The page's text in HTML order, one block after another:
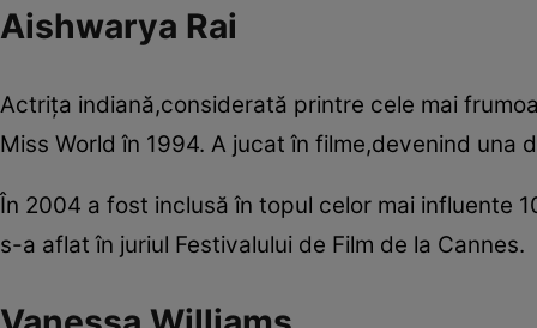
Aishwarya Rai
Actriţa indiană,considerată printre cele mai
Miss World în 1994. A jucat în filme,devenind
În 2004 a fost inclusă în topul celor mai influente
s-a aflat în juriul Festivalului de Film de la Cannes.